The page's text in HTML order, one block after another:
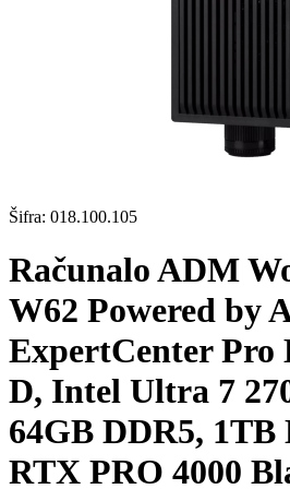
Šifra: 018.100.105
Računalo ADM
W62 Powered by
ExpertCenter Pro
D, Intel Ultra 7
64GB DDR5, 1TB
RTX PRO 4000